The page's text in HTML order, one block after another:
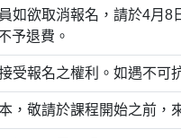
如欲取消報名，請於4月
予退費。
受報名之權利。如遇不可
，敬請於課程開始之前，